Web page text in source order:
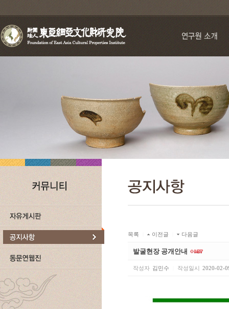
목록 이전글 다음글
발굴현장 공개안내
작성자 김민수 작성일시 2020-02-